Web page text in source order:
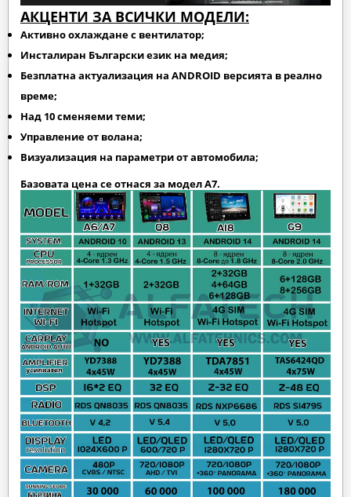
АКЦЕНТИ ЗА ВСИЧКИ МОДЕЛИ:
Активно охлаждане с вентилатор;
Инсталиран Български език на медия;
Безплатна актуализация на ANDROID версията в реално
време;
Над 10 сменяеми теми;
Управление от волана;
Визуализация на параметри от автомобила;
Базовата цена се отнася за модел А7.